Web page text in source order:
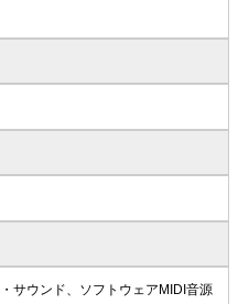
サウンド、ソフトウェアMIDI音源